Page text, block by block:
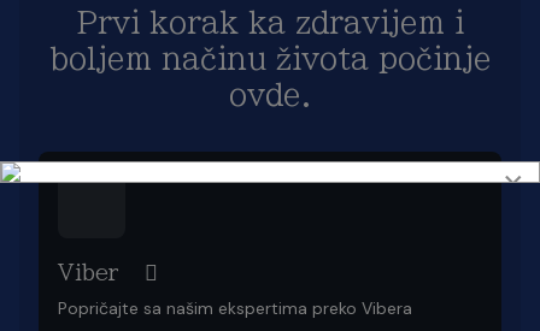
Prvi korak ka zdravijem i
boljem načinu života počinje
ovde.
Viber
Popričajte sa našim ekspertima preko Vibera
×